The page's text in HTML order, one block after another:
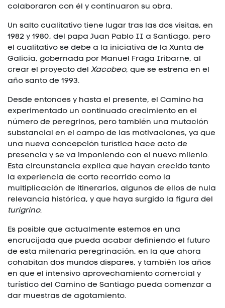
colaboraron con él y continuaron su obra.
Un salto cualitativo tiene lugar tras las dos visitas, en
1982 y 1980, del papa Juan Pablo II a Santiago, pero
el cualitativo se debe a la iniciativa de la Xunta de
Galicia, gobernada por Manuel Fraga Iribarne, al
crear el proyecto del Xacobeo, que se estrena en el
año santo de 1993.
Desde entonces y hasta el presente, el Camino ha
experimentado un continuado crecimiento en el
número de peregrinos, pero también una mutación
substancial en el campo de las motivaciones, ya que
una nueva concepción turística hace acto de
presencia y se va imponiendo con el nuevo milenio.
Esta circunstancia explica que hayan crecido tanto
la experiencia de corto recorrido como la
multiplicación de itinerarios, algunos de ellos de nula
relevancia histórica, y que haya surgido la figura del
turigrino.
Es posible que actualmente estemos en una
encrucijada que pueda acabar definiendo el futuro
de esta milenaria peregrinación, en la que ahora
cohabitan dos mundos dispares, y también los años
en que el intensivo aprovechamiento comercial y
turístico del Camino de Santiago pueda comenzar a
dar muestras de agotamiento.